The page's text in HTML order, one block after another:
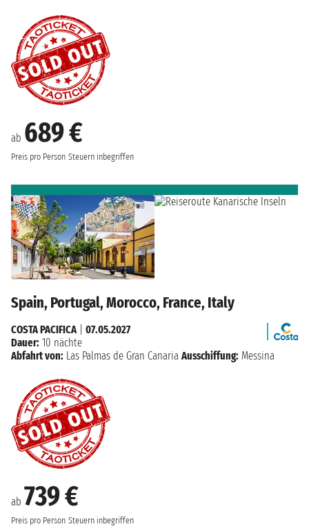
ab 689 €
Preis pro Person Steuern inbegriffen
Spain, Portugal, Morocco, France, Italy
ab 739 €
Preis pro Person Steuern inbegriffen
COSTA PACIFICA
07.05.2027
Dauer: 10 nächte
Abfahrt von: Las Palmas de Gran Canaria Ausschiffung: Messina